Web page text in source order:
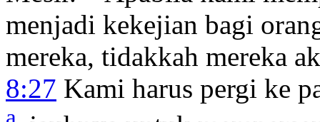
menjadi kekejian bagi
mereka, tidakkah mereka
8:27 Kami harus pergi ke
a